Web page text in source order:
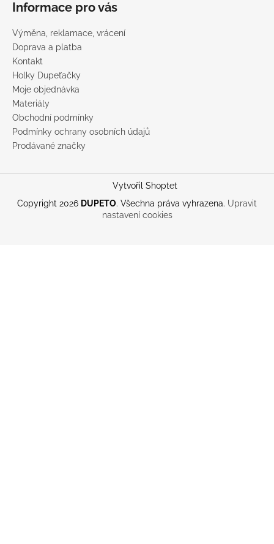
Informace pro vás
Výměna, reklamace, vrácení
Doprava a platba
Kontakt
Holky Dupeťačky
Moje objednávka
Materiály
Obchodní podmínky
Podmínky ochrany osobních údajů
Prodávané značky
Vytvořil Shoptet
Copyright 2026 DUPETO. Všechna práva vyhrazena. Upravit
nastavení cookies